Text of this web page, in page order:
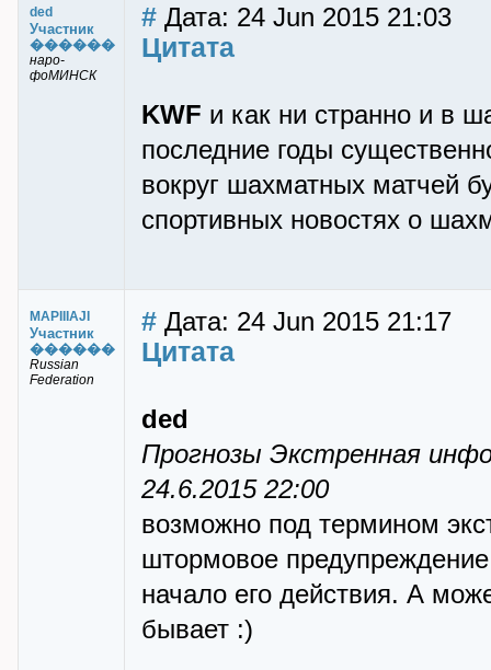
ded
Участник
������
наро-
фоМИНСК
# Дата: 24 Jun 2015 21:03
Цитата
KWF и как ни странно и в
последние годы
вокруг шахматных матчей
спортивных новостях о
MAPIIIAJI
Участник
������
Russian
Federation
# Дата: 24 Jun 2015 21:17
Цитата
ded
Прогнозы Экстренная
24.6.2015 22:00
возможно под термином
штормовое
начало его действия. А
бывает :)